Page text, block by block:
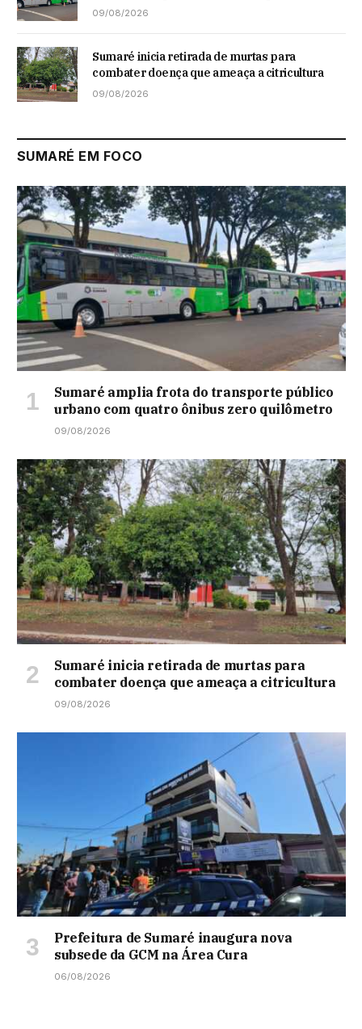
09/08/2026
Sumaré inicia retirada de murtas para
combater doença que ameaça a citricultura
09/08/2026
SUMARÉ EM FOCO
Sumaré amplia frota do transporte público
urbano com quatro ônibus zero quilômetro
09/08/2026
Sumaré inicia retirada de murtas para
combater doença que ameaça a citricultura
09/08/2026
Prefeitura de Sumaré inaugura nova
subsede da GCM na Área Cura
06/08/2026